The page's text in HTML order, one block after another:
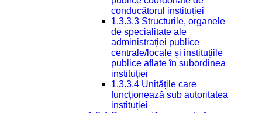
conducătorul instituției
1.3.3.3 Structurile, organele
de specialitate ale
administrației publice
centrale/locale și instituțiile
publice aflate în subordinea
instituției
1.3.3.4 Unitățile care
funcționează sub autoritatea
instituției